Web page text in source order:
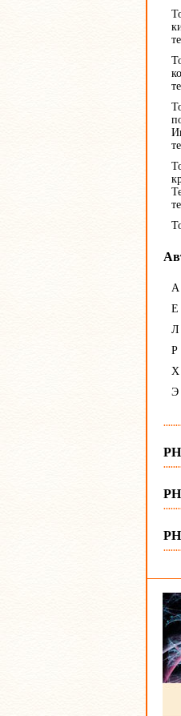
А
Е
Л
Р
Х
Э